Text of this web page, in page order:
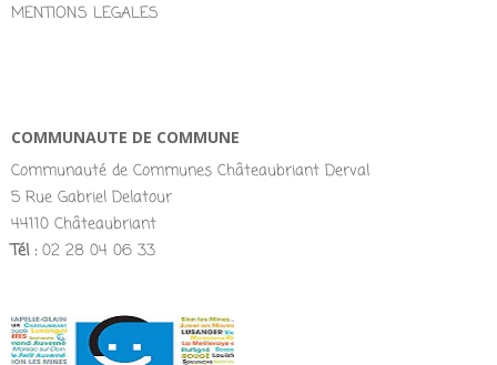
MENTIONS LEGALES
COMMUNAUTE DE COMMUNE
Communauté de Communes Châteaubriant Derval
5 Rue Gabriel Delatour
44110 Châteaubriant
Tél :02 28 04 06 33